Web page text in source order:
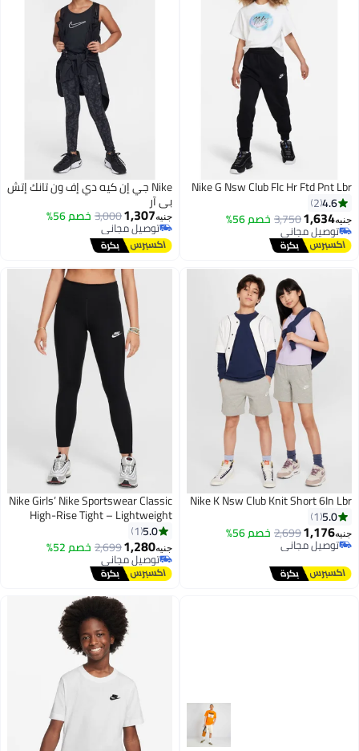
Nike G Nsw Club Flc Hr Ftd Pnt Lbr
4.6
2
جنيه1,634
3,750خصم 56%
توصيل مجاني
توصيل مجاني
Nike جي إن كيه دي إف ون تانك إتش
بي آر
جنيه1,307
3,000خصم 56%
توصيل مجاني
توصيل مجاني
Nike K Nsw Club Knit Short 6In Lbr
5.0
1
جنيه1,176
2,699خصم 56%
توصيل مجاني
توصيل مجاني
Nike Girls’ Nike Sportswear Classic
High-Rise Tight – Lightweight
5.0
1
جنيه1,280
2,699خصم 52%
توصيل مجاني
توصيل مجاني